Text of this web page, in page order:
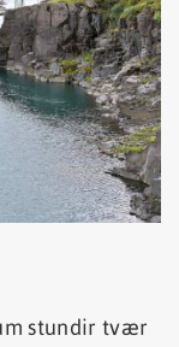
stundir tvær